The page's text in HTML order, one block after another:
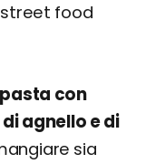
food
con
agnello e di
sia